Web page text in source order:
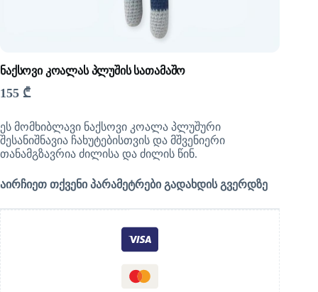
ნაქსოვი კოალას პლუშის სათამაშო
155 ₾
ეს მომხიბლავი ნაქსოვი კოალა პლუშური
შესანიშნავია ჩახუტებისთვის და მშვენიერი
თანამგზავრია ძილისა და ძილის წინ.
აირჩიეთ თქვენი პარამეტრები გადახდის გვერდზე